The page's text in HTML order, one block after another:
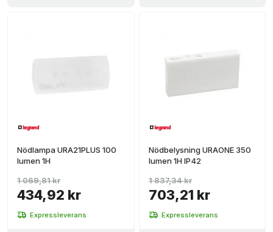
Nödlampa URA21PLUS 100
lumen 1H
434,92 kr
1 069,81 kr
Expressleverans
Nödbelysning URAONE 350
lumen 1H IP42
703,21 kr
1 837,34 kr
Expressleverans